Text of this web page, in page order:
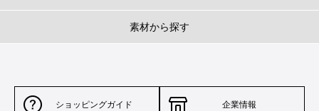
素材から探す
ショッピングガイド 企業情報